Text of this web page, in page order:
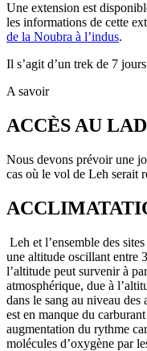
Une extension est
les informations de cette
de la Noubra à l’indus.
Il s’agit d’un trek de 7
A savoir
ACCÈS AU
Nous devons prévoir une
cas où le vol de Leh serait
Leh et l’ensemble des
une altitude oscillant entre
l’altitude peut survenir à
atmosphérique, due à
dans le sang au niveau des
est en manque du
augmentation du rythme
molécules d’oxygène par